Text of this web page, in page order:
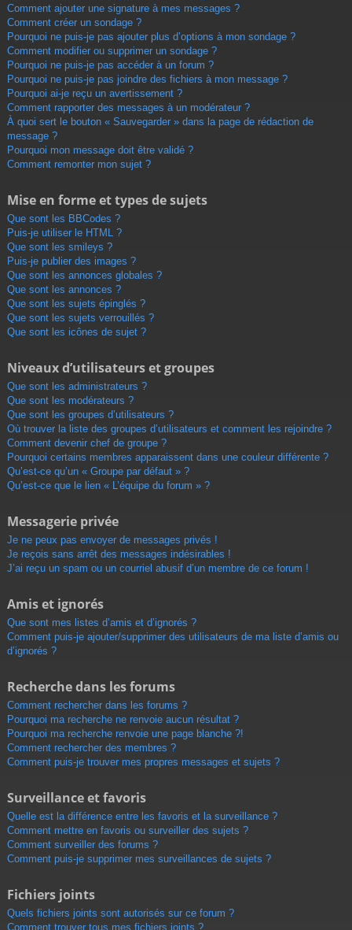
Comment ajouter une signature à mes messages ?
Comment créer un sondage ?
Pourquoi ne puis-je pas ajouter plus d’options à mon sondage ?
Comment modifier ou supprimer un sondage ?
Pourquoi ne puis-je pas accéder à un forum ?
Pourquoi ne puis-je pas joindre des fichiers à mon message ?
Pourquoi ai-je reçu un avertissement ?
Comment rapporter des messages à un modérateur ?
À quoi sert le bouton « Sauvegarder » dans la page de rédaction de
message ?
Pourquoi mon message doit être validé ?
Comment remonter mon sujet ?
Mise en forme et types de sujets
Que sont les BBCodes ?
Puis-je utiliser le HTML ?
Que sont les smileys ?
Puis-je publier des images ?
Que sont les annonces globales ?
Que sont les annonces ?
Que sont les sujets épinglés ?
Que sont les sujets verrouillés ?
Que sont les icônes de sujet ?
Niveaux d’utilisateurs et groupes
Que sont les administrateurs ?
Que sont les modérateurs ?
Que sont les groupes d’utilisateurs ?
Où trouver la liste des groupes d’utilisateurs et comment les rejoindre ?
Comment devenir chef de groupe ?
Pourquoi certains membres apparaissent dans une couleur différente ?
Qu’est-ce qu’un « Groupe par défaut » ?
Qu’est-ce que le lien « L’équipe du forum » ?
Messagerie privée
Je ne peux pas envoyer de messages privés !
Je reçois sans arrêt des messages indésirables !
J’ai reçu un spam ou un courriel abusif d’un membre de ce forum !
Amis et ignorés
Que sont mes listes d’amis et d’ignorés ?
Comment puis-je ajouter/supprimer des utilisateurs de ma liste d’amis ou
d’ignorés ?
Recherche dans les forums
Comment rechercher dans les forums ?
Pourquoi ma recherche ne renvoie aucun résultat ?
Pourquoi ma recherche renvoie une page blanche ?!
Comment rechercher des membres ?
Comment puis-je trouver mes propres messages et sujets ?
Surveillance et favoris
Quelle est la différence entre les favoris et la surveillance ?
Comment mettre en favoris ou surveiller des sujets ?
Comment surveiller des forums ?
Comment puis-je supprimer mes surveillances de sujets ?
Fichiers joints
Quels fichiers joints sont autorisés sur ce forum ?
Comment trouver tous mes fichiers joints ?